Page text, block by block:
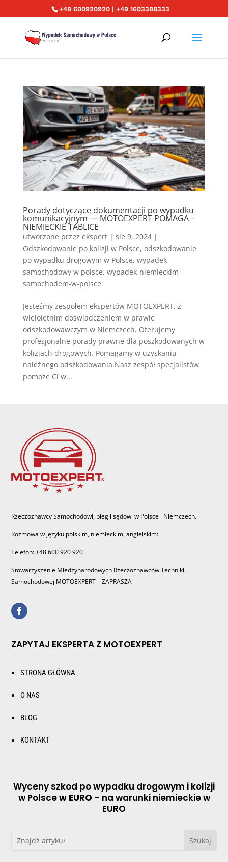
+48 600920920 | +49 1603388333
Porady dotyczące dokumentacji po wypadku
komunikacyjnym — MOTOEXPERT POMAGA –
NIEMIECKIE TABLICE
utworzone przez ekspert| sie 9, 2024|
Odszkodowanie po kolizji w Polsce, odszkodowanie
po wypadku drogowym w Polsce, wypadek
samochodowy w polsce, wypadek-niemieckim-
samochodem-w-polsce
Jesteśmy zespołem ekspertów MOTOEXPERT, z
wieloletnim doświadczeniem w prawie
odszkodowawczym w Niemczech. Oferujemy
profesjonalne porady prawne dla poszkodowanych w
kolizjach drogowych. Pomagamy w uzyskaniu
należnego odszkodowania.Nasz zespół specjalistów
pomoże Ci w...
Rzeczoznawcy Samochodowi, biegli sądowi w Polsce i Niemczech.
Rozmowa w języku polskim, niemieckim, angielskim:
Telefon: +48 600 920 920
Stowarzyszenie Miedzynarodowych Rzeczoznawców Techniki
Samochodowej MOTOEXPERT – ZAPRASZA
ZAPYTAJ EKSPERTA Z MOTOEXPERT
STRONA GŁÓWNA
O NAS
BLOG
KONTAKT
Wyceny szkod po wypadku drogowym i kolizji
w Polscew EURO – na warunki niemieckie w
EURO